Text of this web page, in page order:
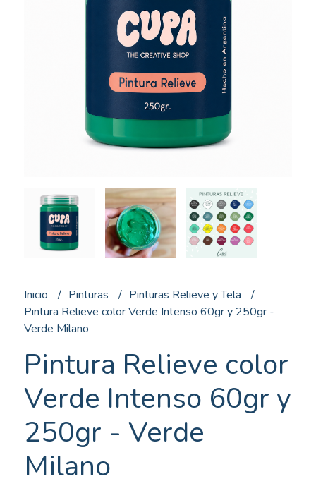
Inicio Pinturas
Pinturas Relieve y Tela
Pintura Relieve color Verde Intenso 60gr y 250gr -
Verde Milano
Pintura Relieve color
Verde Intenso 60gr y
250gr - Verde
Milano